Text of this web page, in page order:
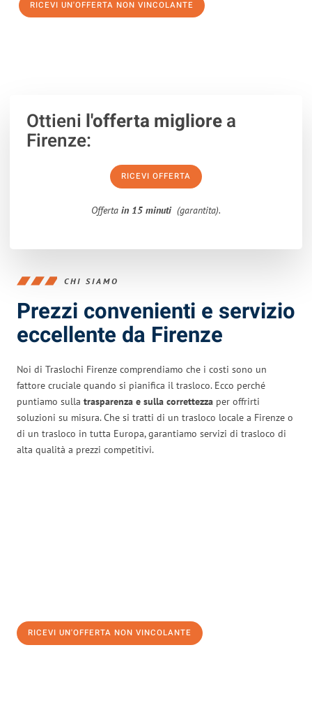
RICEVI UN'OFFERTA NON VINCOLANTE
Ottieni l'offerta migliorea
Firenze:
RICEVI OFFERTA
Offerta in 15 minuti (garantita).
CHI SIAMO
Prezzi convenienti e servizio
eccellente da Firenze
Noi di Traslochi Firenze comprendiamo che i costi sono un
fattore cruciale quando si pianifica il trasloco. Ecco perché
puntiamo sulla trasparenza e sulla correttezza per offrirti
soluzioni su misura. Che si tratti di un trasloco locale a Firenze o
di un trasloco in tutta Europa, garantiamo servizi di trasloco di
alta qualità a prezzi competitivi.
RICEVI UN'OFFERTA NON VINCOLANTE